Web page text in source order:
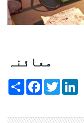
معائنہ
Share FacebookTwitter